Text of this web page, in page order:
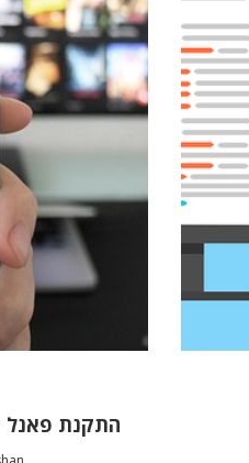
התקנת פאנל VestaCP ומערכת וורדפרס